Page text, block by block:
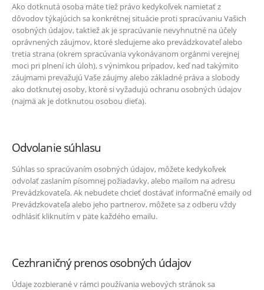
Ako dotknutá osoba máte tiež právo kedykoľvek namietať z
dôvodov týkajúcich sa konkrétnej situácie proti spracúvaniu Vašich
osobných údajov, taktiež ak je spracúvanie nevyhnutné na účely
oprávnených záujmov, ktoré sledujeme ako prevádzkovateľ alebo
tretia strana (okrem spracúvania vykonávanom orgánmi verejnej
moci pri plnení ich úloh), s výnimkou prípadov, keď nad takýmito
záujmami prevažujú Vaše záujmy alebo základné práva a slobody
ako dotknutej osoby, ktoré si vyžadujú ochranu osobných údajov
(najmä ak je dotknutou osobou dieťa).
Odvolanie súhlasu
Súhlas so spracúvaním osobných údajov, môžete kedykoľvek
odvolať zaslaním písomnej požiadavky, alebo mailom na adresu
Prevádzkovateľa. Ak nebudete chcieť dostávať informačné emaily od
Prevádzkovateľa alebo jeho partnerov, môžete sa z odberu vždy
odhlásiť kliknutím v päte každého emailu.
Cezhraničný prenos osobných údajov
Údaje zozbierané v rámci používania webových stránok sa